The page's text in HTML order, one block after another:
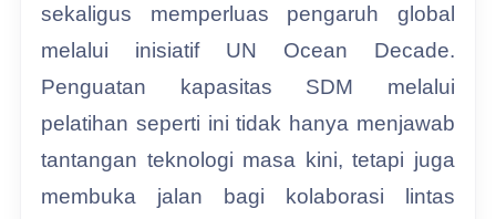
sekaligus memperluas pengaruh global
melalui inisiatif UN Ocean Decade.
Penguatan kapasitas SDM melalui
pelatihan seperti ini tidak hanya menjawab
tantangan teknologi masa kini, tetapi juga
membuka jalan bagi kolaborasi lintas